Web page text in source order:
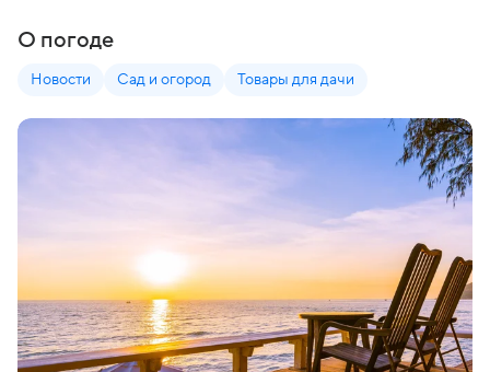
О погоде
Новости Сад и огород Товары для дачи